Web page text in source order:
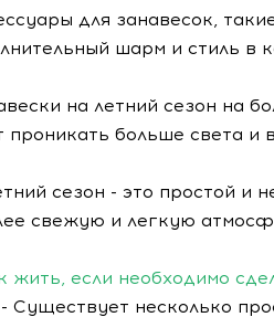
для занавесок,
шарм и стиль в
на летний сезон на
проникать больше света и
сезон - это простой и
свежую и легкую
жить, если необходимо
- Существует несколько